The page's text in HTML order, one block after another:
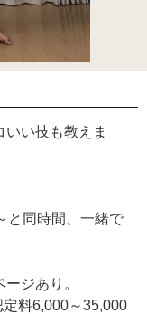
い技も教えま
と同時間、一緒で
ジあり。
料6,000～35,000